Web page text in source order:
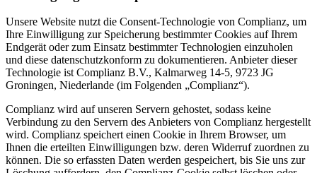
Unsere Website nutzt die Consent-Technologie von Complianz, um
Ihre Einwilligung zur Speicherung bestimmter Cookies auf Ihrem
Endgerät oder zum Einsatz bestimmter Technologien einzuholen
und diese datenschutzkonform zu dokumentieren. Anbieter dieser
Technologie ist Complianz B.V., Kalmarweg 14-5, 9723 JG
Groningen, Niederlande (im Folgenden „Complianz“).
Complianz wird auf unseren Servern gehostet, sodass keine
Verbindung zu den Servern des Anbieters von Complianz hergestellt
wird. Complianz speichert einen Cookie in Ihrem Browser, um
Ihnen die erteilten Einwilligungen bzw. deren Widerruf zuordnen zu
können. Die so erfassten Daten werden gespeichert, bis Sie uns zur